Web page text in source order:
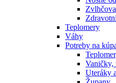
Teplomery
Váhy
Potreby na
Vaničky,
Uteráky